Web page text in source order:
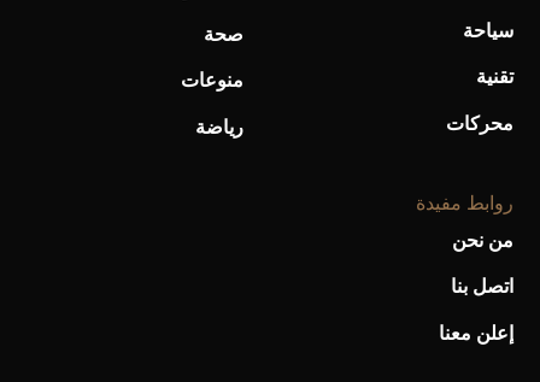
سياحة
تقنية
محركات
صحة
منوعات
رياضة
روابط مفيدة
من نحن
اتصل بنا
إعلن معنا